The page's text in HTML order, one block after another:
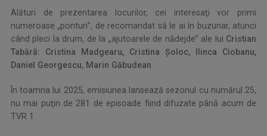
Alături de prezentarea locurilor, cei interesaţi vor primi
numeroase „ponturi”, de recomandat să le ai în buzunar, atunci
când pleci la drum, de la „ajutoarele de nădejde” ale lui Cristian
Tabără: Cristina Madgearu, Cristina Şoloc, Ilinca Ciobanu,
Daniel Georgescu, Marin Găbudean.
În toamna lui 2025, emisiunea lansează sezonul cu numărul 25,
nu mai puţin de 281 de episoade fiind difuzate până acum de
TVR 1.